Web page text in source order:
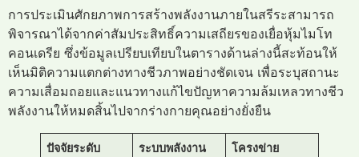
การประเมินศักยภาพการสร้างพลังงานภายในสรีระสามารถ
พิจารณาได้จากค่าสัมประสิทธิ์ความเสถียรของเยื่อหุ้มไมโท
คอนเดรีย ซึ่งข้อมูลเปรียบเทียบในตารางด้านล่างนี้สะท้อนให้
เห็นมิติความแตกต่างทางชีวภาพอย่างชัดเจน เพื่อระบุสถานะ
ความเสื่อมถอยและแนวทางแก้ไขปัญหาความล้มเหลวทางชีว
พลังงานให้หมดสิ้นไปจากร่างกายคุณอย่างยั่งยืน
ปัจจัยระดับ
ระบบพลังงาน
โครงข่าย